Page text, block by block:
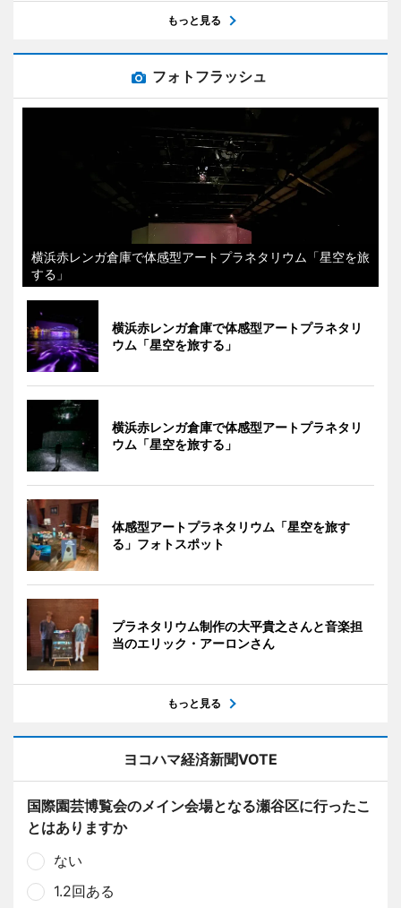
もっと見る
フォトフラッシュ
横浜赤レンガ倉庫で体感型アートプラネタリウム「星空を旅
する」
横浜赤レンガ倉庫で体感型アートプラネタリ
ウム「星空を旅する」
横浜赤レンガ倉庫で体感型アートプラネタリ
ウム「星空を旅する」
体感型アートプラネタリウム「星空を旅す
る」フォトスポット
プラネタリウム制作の大平貴之さんと音楽担
当のエリック・アーロンさん
もっと見る
ヨコハマ経済新聞VOTE
国際園芸博覧会のメイン会場となる瀬谷区に行ったこ
とはありますか
ない
1.2回ある